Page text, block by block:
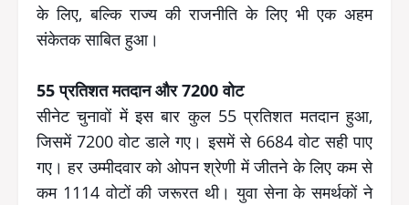
के लिए, बल्कि राज्य की राजनीति के लिए भी एक अहम
संकेतक साबित हुआ।
55 प्रतिशत मतदान और 7200 वोट
सीनेट चुनावों में इस बार कुल 55 प्रतिशत मतदान हुआ,
जिसमें 7200 वोट डाले गए। इसमें से 6684 वोट सही पाए
गए। हर उम्मीदवार को ओपन श्रेणी में जीतने के लिए कम से
कम 1114 वोटों की जरूरत थी। युवा सेना के समर्थकों ने